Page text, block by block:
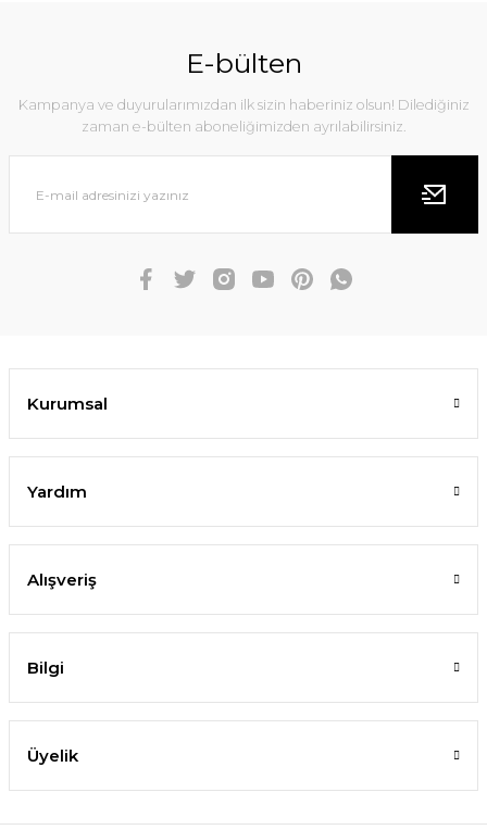
E-bülten
Kampanya ve duyurularımızdan ilk sizin haberiniz olsun! Dilediğiniz
zaman e-bülten aboneliğimizden ayrılabilirsiniz.
Kurumsal
Yardım
Alışveriş
Bilgi
Üyelik